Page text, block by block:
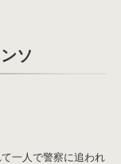
ソ
一人で警察に追われ